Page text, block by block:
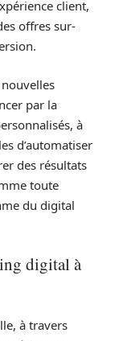
client,
offres sur-
par la
à
d’automatiser
des résultats
toute
du digital
digital à
à travers